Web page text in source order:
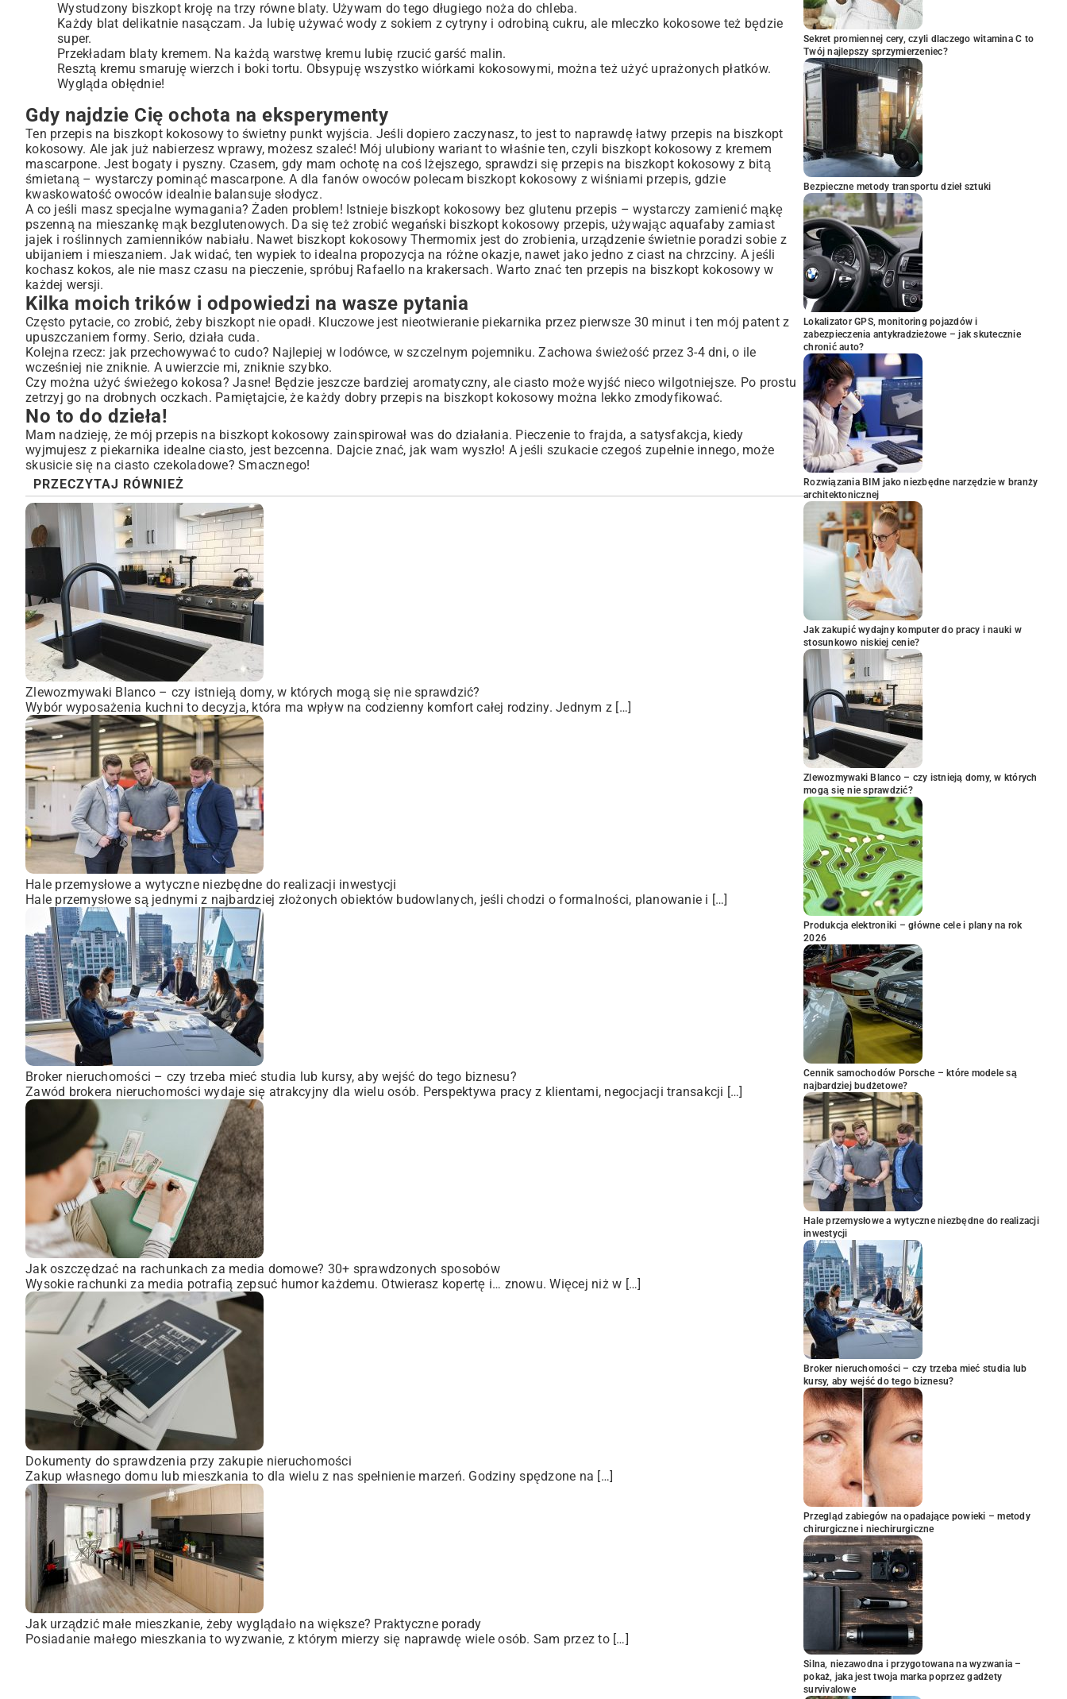
Wystudzony biszkopt kroję na trzy równe blaty. Używam do tego długiego noża do chleba.
Każdy blat delikatnie nasączam. Ja lubię używać wody z sokiem z cytryny i odrobiną cukru, ale mleczko kokosowe też będzie
super.
Przekładam blaty kremem. Na każdą warstwę kremu lubię rzucić garść malin.
Resztą kremu smaruję wierzch i boki tortu. Obsypuję wszystko wiórkami kokosowymi, można też użyć uprażonych płatków.
Wygląda obłędnie!
Gdy najdzie Cię ochota na eksperymenty
Ten przepis na biszkopt kokosowy to świetny punkt wyjścia. Jeśli dopiero zaczynasz, to jest to naprawdę łatwy przepis na biszkopt
kokosowy. Ale jak już nabierzesz wprawy, możesz szaleć! Mój ulubiony wariant to właśnie ten, czyli biszkopt kokosowy z kremem
mascarpone. Jest bogaty i pyszny. Czasem, gdy mam ochotę na coś lżejszego, sprawdzi się przepis na biszkopt kokosowy z bitą
śmietaną – wystarczy pominąć mascarpone. A dla fanów owoców polecam biszkopt kokosowy z wiśniami przepis, gdzie
kwaskowatość owoców idealnie balansuje słodycz.
A co jeśli masz specjalne wymagania? Żaden problem! Istnieje biszkopt kokosowy bez glutenu przepis – wystarczy zamienić mąkę
pszenną na mieszankę mąk bezglutenowych. Da się też zrobić wegański biszkopt kokosowy przepis, używając aquafaby zamiast
jajek i roślinnych zamienników nabiału. Nawet biszkopt kokosowy Thermomix jest do zrobienia, urządzenie świetnie poradzi sobie z
ubijaniem i mieszaniem. Jak widać, ten wypiek to idealna propozycja na różne okazje, nawet jako jedno z ciast na chrzciny. A jeśli
kochasz kokos, ale nie masz czasu na pieczenie, spróbuj Rafaello na krakersach. Warto znać ten przepis na biszkopt kokosowy w
każdej wersji.
Kilka moich trików i odpowiedzi na wasze pytania
Często pytacie, co zrobić, żeby biszkopt nie opadł. Kluczowe jest nieotwieranie piekarnika przez pierwsze 30 minut i ten mój patent z
upuszczaniem formy. Serio, działa cuda.
Kolejna rzecz: jak przechowywać to cudo? Najlepiej w lodówce, w szczelnym pojemniku. Zachowa świeżość przez 3-4 dni, o ile
wcześniej nie zniknie. A uwierzcie mi, zniknie szybko.
Czy można użyć świeżego kokosa? Jasne! Będzie jeszcze bardziej aromatyczny, ale ciasto może wyjść nieco wilgotniejsze. Po prostu
zetrzyj go na drobnych oczkach. Pamiętajcie, że każdy dobry przepis na biszkopt kokosowy można lekko zmodyfikować.
No to do dzieła!
Mam nadzieję, że mój przepis na biszkopt kokosowy zainspirował was do działania. Pieczenie to frajda, a satysfakcja, kiedy
wyjmujesz z piekarnika idealne ciasto, jest bezcenna. Dajcie znać, jak wam wyszło! A jeśli szukacie czegoś zupełnie innego, może
skusicie się na ciasto czekoladowe? Smacznego!
PRZECZYTAJ RÓWNIEŻ
Zlewozmywaki Blanco – czy istnieją domy, w których mogą się nie sprawdzić?
Wybór wyposażenia kuchni to decyzja, która ma wpływ na codzienny komfort całej rodziny. Jednym z […]
Hale przemysłowe a wytyczne niezbędne do realizacji inwestycji
Hale przemysłowe są jednymi z najbardziej złożonych obiektów budowlanych, jeśli chodzi o formalności, planowanie i […]
Broker nieruchomości – czy trzeba mieć studia lub kursy, aby wejść do tego biznesu?
Zawód brokera nieruchomości wydaje się atrakcyjny dla wielu osób. Perspektywa pracy z klientami, negocjacji transakcji […]
Jak oszczędzać na rachunkach za media domowe? 30+ sprawdzonych sposobów
Wysokie rachunki za media potrafią zepsuć humor każdemu. Otwierasz kopertę i… znowu. Więcej niż w […]
Dokumenty do sprawdzenia przy zakupie nieruchomości
Zakup własnego domu lub mieszkania to dla wielu z nas spełnienie marzeń. Godziny spędzone na […]
Jak urządzić małe mieszkanie, żeby wyglądało na większe? Praktyczne porady
Posiadanie małego mieszkania to wyzwanie, z którym mierzy się naprawdę wiele osób. Sam przez to […]
Sekret promiennej cery, czyli dlaczego witamina C to
Twój najlepszy sprzymierzeniec?
Bezpieczne metody transportu dzieł sztuki
Lokalizator GPS, monitoring pojazdów i
zabezpieczenia antykradzieżowe – jak skutecznie
chronić auto?
Rozwiązania BIM jako niezbędne narzędzie w branży
architektonicznej
Jak zakupić wydajny komputer do pracy i nauki w
stosunkowo niskiej cenie?
Zlewozmywaki Blanco – czy istnieją domy, w których
mogą się nie sprawdzić?
Produkcja elektroniki – główne cele i plany na rok
2026
Cennik samochodów Porsche – które modele są
najbardziej budżetowe?
Hale przemysłowe a wytyczne niezbędne do realizacji
inwestycji
Broker nieruchomości – czy trzeba mieć studia lub
kursy, aby wejść do tego biznesu?
Przegląd zabiegów na opadające powieki – metody
chirurgiczne i niechirurgiczne
Silna, niezawodna i przygotowana na wyzwania –
pokaż, jaka jest twoja marka poprzez gadżety
survivalowe